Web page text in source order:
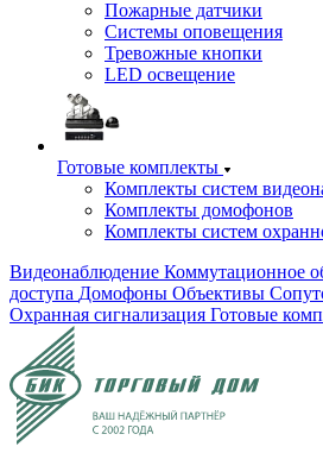
Пожарные датчики
Системы оповещения
Тревожные кнопки
LED освещение
Готовые комплекты
Комплекты систем
Комплекты домофонов
Комплекты систем
Видеонаблюдение Коммутационное
доступа Домофоны Объективы
Охранная сигнализация Готовые